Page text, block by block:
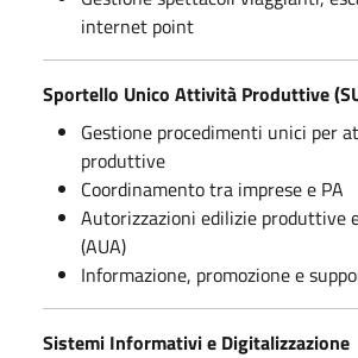
internet point
Sportello Unico Attività Produttive
Gestione procedimenti unici per
produttive
Coordinamento tra imprese e PA
Autorizzazioni edilizie produttive
(AUA)
Informazione, promozione e
Sistemi Informativi e Digitalizzazione